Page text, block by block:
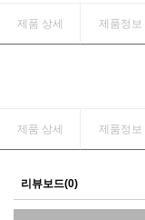
제품 상세 제품정보
제품 상세 제품정보
리뷰보드(0)